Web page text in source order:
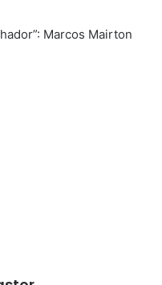
Marcos Mairton